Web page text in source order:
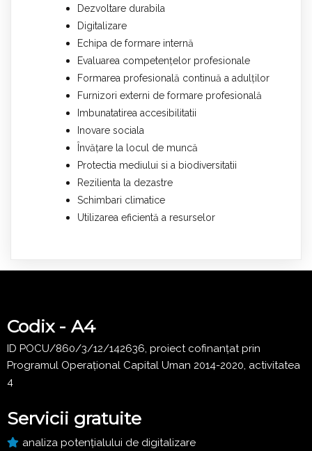
Dezvoltare durabila
Digitalizare
Echipa de formare internă
Evaluarea competențelor profesionale
Formarea profesională continuă a adulților
Furnizori externi de formare profesională
Imbunatatirea accesibilitatii
Inovare sociala
Învățare la locul de muncă
Protectia mediului si a biodiversitatii
Rezilienta la dezastre
Schimbari climatice
Utilizarea eficientă a resurselor
Codix - A4
ID POCU/860/3/12/142636, proiect cofinanțat prin
Programul Operațional Capital Uman 2014-2020, activitatea
4
Servicii gratuite
analiza potențialului de digitalizare